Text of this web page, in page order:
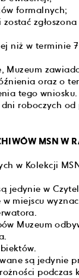
formalnych;
niż w terminie
Muzeum
oraz o
tego wniosku.
dni roboczych
MSN W
w Kolekcji
jedynie w
miejscu
Muzeum
są jedynie
podczas